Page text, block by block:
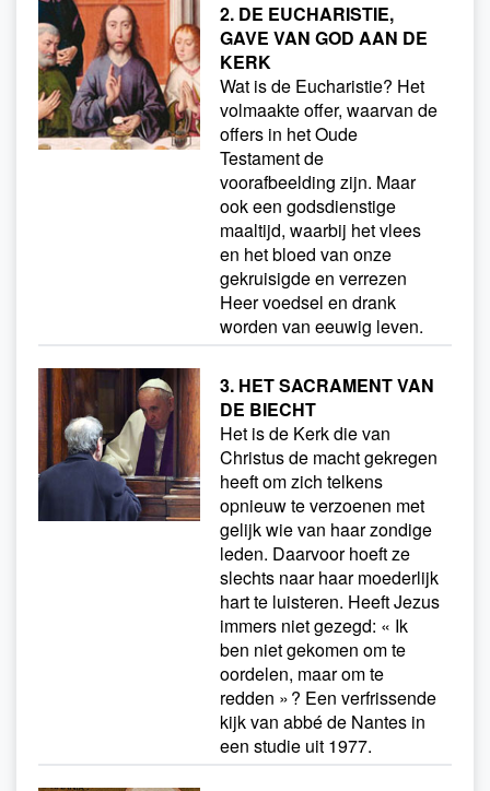
2. DE EUCHARISTIE,
GAVE VAN GOD AAN DE
KERK
Wat is de Eucharistie? Het
volmaakte offer, waarvan de
offers in het Oude
Testament de
voorafbeelding zijn. Maar
ook een godsdienstige
maaltijd, waarbij het vlees
en het bloed van onze
gekruisigde en verrezen
Heer voedsel en drank
worden van eeuwig leven.
3. HET SACRAMENT VAN
DE BIECHT
Het is de Kerk die van
Christus de macht gekregen
heeft om zich telkens
opnieuw te verzoenen met
gelijk wie van haar zondige
leden. Daarvoor hoeft ze
slechts naar haar moederlijk
hart te luisteren. Heeft Jezus
immers niet gezegd: « Ik
ben niet gekomen om te
oordelen, maar om te
redden » ? Een verfrissende
kijk van abbé de Nantes in
een studie uit 1977.